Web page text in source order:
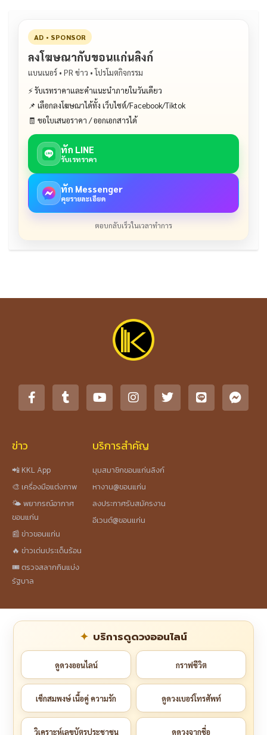
AD • SPONSOR
ลงโฆษณากับขอนแก่นลิงก์
แบนเนอร์ • PR ข่าว • โปรโมตกิจกรรม
⚡ รับเรทราคาและคำแนะนำภายในวันเดียว
📌 เลือกลงโฆษณาได้ทั้ง เว็บไซต์/Facebook/Tiktok
🧾 ขอใบเสนอราคา / ออกเอกสารได้
ทัก LINE
รับเรทราคา
ทัก Messenger
คุยรายละเอียด
ตอบกลับเร็วในเวลาทำการ
ข่าว
📲 KKL App
🎨 เครื่องมือแต่งภาพ
🌤️ พยากรณ์อากาศ
ขอนแก่น
📰 ข่าวขอนแก่น
🔥 ข่าวเด่นประเด็นร้อน
🎟️ ตรวจสลากกินแบ่ง
รัฐบาล
บริการสำคัญ
มุมสมาชิกขอนแก่นลิงก์
หางาน@ขอนแก่น
ลงประกาศรับสมัครงาน
อีเวนต์@ขอนแก่น
บริการดูดวงออนไลน์
ดูดวงออนไลน์ กราฟชีวิต
เช็กสมพงษ์ เนื้อคู่ ความรัก ดูดวงเบอร์โทรศัพท์
วิเคราะห์เลขบัตรประชาชน ดูดวงจากชื่อ